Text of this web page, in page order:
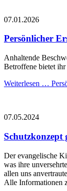
07.01.2026
Persönlicher
Anhaltende
Betroffene bietet
Weiterlesen …
07.05.2024
Schutzkonzept
Der evangelische
was ihre
allen uns
Alle Informationen